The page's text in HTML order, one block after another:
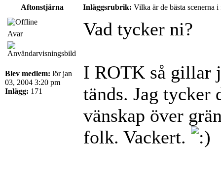
Aftonstjärna
Inläggsrubrik: Vilka är de bästa scenerna
Avar
Blev medlem: lör jan
03, 2004 3:20 pm
Inlägg: 171
Vad tycker ni?
I ROTK så gillar
tänds. Jag tycker
vänskap över
folk. Vackert.